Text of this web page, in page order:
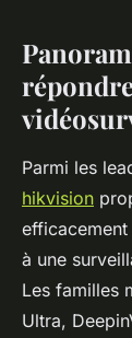
Parmi les
hikvision
à une
Les familles
Ultra,